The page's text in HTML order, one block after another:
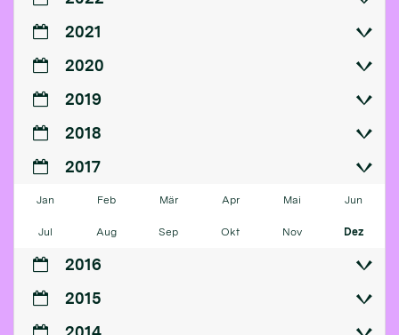
2021
2020
2019
2018
2017
Jan Feb Mär Apr Mai Jun
Jul Aug Sep Okt Nov Dez
2016
2015